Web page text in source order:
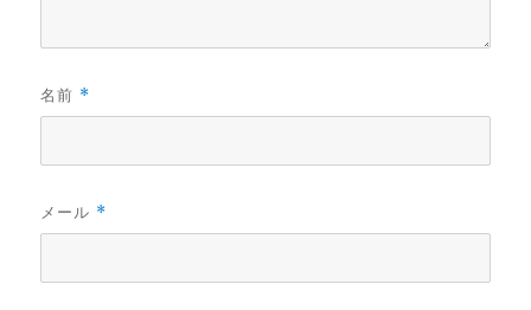
名前 *
メール *